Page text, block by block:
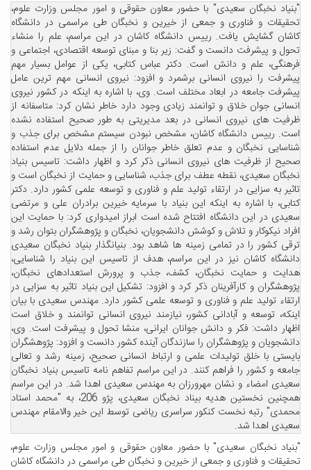
"بنیاد نخبگان سعیدی" با حضور معاون حقوقی و امور مجلس وزارت علوم،
تحقیقات و فناوری و جمعی از خیرین و نخبگان طی مراسمی در دانشگاه
کاشان گشایش یافت. رییس دانشگاه کاشان در این مراسم، علم را منشاء
تحول و پیشرفت دانست و گفت: زیر بنا و مبنای توسعه اقتصادی، اجتماعی و
فرهنگی، علم و دانش است. دکتر عباس کتابی، یکی از عوامل بسیار مهم
پیشرفت را نیروی انسانی برشمرد و افزود: نیروی انسانی مهم ترین عامل
پیشرفت جامعه در ابعاد مختلف است. وی، با اشاره به اینکه در کشور نیروی
انسانی جوان خلاق و توانمند زیادی وجود دارد خاطر نشان کرد: متاسفانه از
ظرفیت های نیروی انسانی در بعد مدیریتی به طور صحیح استفاده نشده
است. رییس دانشگاه کاشان، مشخص نبودن سیستم مشخص برای جذب و
شناسایی نخبگان و عدم تعلق خاطر جوانان را از جمله دلایل عدم استفاده
صحیح از ظرفیت های نیروی انسانی ذکر کرد و اظهار داشت: تاسیس بنیاد
نخبگان سعیدی، نقطه عطف برای جذب، شناسایی و حمایت از نخبگان است و
تاثیر به سزایی در ارتقاء تولید علم و فناوری و توسعه علمی کشور دارد. دکتر
کتابی، با اشاره به اینکه این بنیاد با سرمایه خیرین برادران علی و مرتضی
سعیدی در این دانشگاه افتتاح شده است ابراز امیدواری کرد: با حمایت این
افراد نیکوکار و تلاش و کوشش دانشجویان، نخبگان و پژوهشگران بتوان رشد و
ترقی کشور را در تمامی زمینه ها شاهد بود. بنیانگذار بنیاد نخبگان سعیدی
دانشگاه کاشان نیز در این مراسم، هدف از تاسیس این بنیاد را شناسایی،
هدایت و حمایت نخبگان، کشف، جذب و پرورش استعدادهای نخبگان،
پژوهشگران و کارآفرینان ذکر کرد و افزود: تشکیل این بنیاد تاثیر به سزایی در
ارتقاء تولید علم و فناوری و توسعه علمی کشور دارد. مهندس سعیدی با بیان
اینکه، توسعه و آبادانی کشور، نیازمند نیروی انسانی توانمند و خلاق است
اظهار داشت: فکر و دانش جوانان ایرانی، منشا تحول و پیشرفت است. وی،
دانشجویان و پژوهشگران را سازندگان آینده کشور دانست و افزود: پژوهشگران
بایستی با خلق تولیدات علمی و ارتباط انسانی صحیح، زمینه رشد و تعالی
جامعه و کشور را فراهم کنند. در این مراسم تفاهم نامه تاسیس بنیاد نخبگان
سعیدی امضاء و نشان مهرورزان به مهندس سعیدی اهدا شد. در این مراسم
همچنین نخستین هدیه بیناد نخبگان سعیدی، پژو 206، به "محمد استاد
محمدی" رتبه نخست کنکور سراسری ریاضی توسط این خیر والامقام مهندس
سعیدی اهدا شد.
"بنیاد نخبگان سعیدی" با حضور معاون حقوقی و امور مجلس وزارت علوم،
تحقیقات و فناوری و جمعی از خیرین و نخبگان طی مراسمی در دانشگاه کاشان